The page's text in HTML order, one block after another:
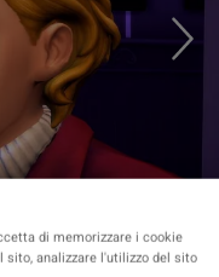
di memorizzare i cookie
sito, analizzare l'utilizzo del sito